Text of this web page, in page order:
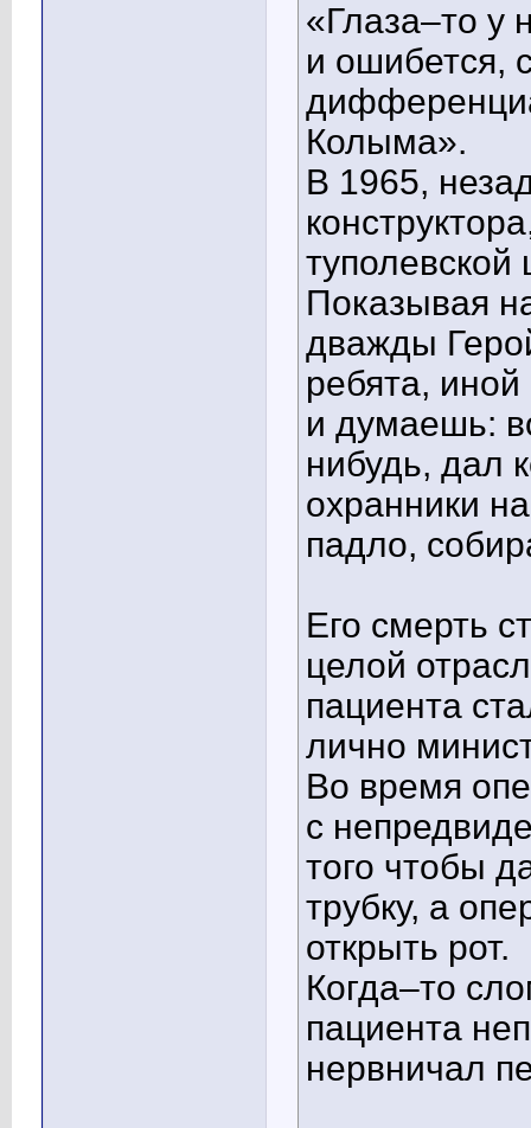
«Глаза–то у
и ошибется,
Колыма».
В 1965,
Показывая
дважды
ребята,
и думаешь:
нибудь, дал
охранники
падло,
Его смерть
целой
пациента
лично
Во время
с
того чтобы
трубку, а
открыть рот.
Когда–то
пациента
нервничал